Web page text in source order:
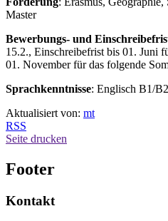
Master
Bewerbungs- und
15.2., Einschreibefrist bis 01. Juni
01. November für das folgende
Sprachkenntnisse: Englisch B1/
Aktualisiert von: mt
RSS
Seite drucken
Footer
Kontakt